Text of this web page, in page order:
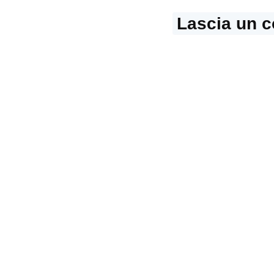
Lascia un